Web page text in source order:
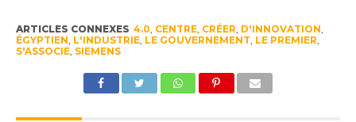
ARTICLES CONNEXES 4.0, CENTRE, CRÉER, D'INNOVATION,
ÉGYPTIEN, L'INDUSTRIE, LE GOUVERNEMENT, LE PREMIER,
S'ASSOCIE, SIEMENS